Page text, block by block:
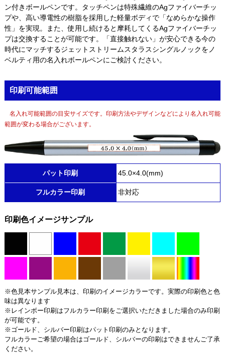
ン付きボールペンです。タッチペンは特殊繊維のAgファイバーチッ
プや、高い導電性の樹脂を採用した軽量ボディで「なめらかな操作
性」を実現。また、使用し続けると摩耗してくるAgファイバーチッ
プは交換することが可能です。「直接触れない」が安心できる今の
時代にマッチするジェットストリームスタラスシングルノックをノ
ベルティ用の名入れボールペンにご検討ください。
印刷可能範囲
名入れ可能範囲の目安サイズです。印刷方法やデザインなどにより名入れ可能
範囲が変わる場合がございます。
パット印刷 45.0×4.0(mm)
フルカラー印刷 非対応
印刷色イメージサンプル
※色見本サンプル見本は、印刷のイメージカラーです。実際の印刷色と色
味は異なります
※レインボー印刷はフルカラー印刷をご選択いただきました場合のみ印刷
が可能です。
※ゴールド、シルバー印刷はパット印刷のみとなります。
フルカラーご希望の場合はゴールド、シルバーの印刷はできませんご了承
ください。